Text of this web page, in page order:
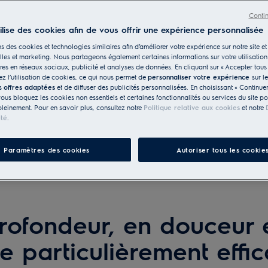
parfaitement
.
en douceur
particulièrement
des cookies afin de vous offrir une expérience personnalisée
des cookies et technologies similaires afin d’améliorer votre expérience sur notre site
et marketing. Nous partageons également certaines informations sur votre
en réseaux sociaux, publicité et analyses de données. En cliquant sur « Accepter
l’utilisation de cookies, ce qui nous permet de personnaliser votre expérience sur
offres adaptées et de diffuser des publicités personnalisées. En choisissant «
bloquez les cookies non essentiels et certaines fonctionnalités ou services du site
Pour en savoir plus, consultez notre Politique relative aux cookies et notre
.
Paramètres des cookies Autoriser tous les cookies